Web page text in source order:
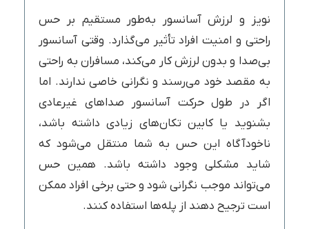
نویز و لرزش آسانسور به‌طور مستقیم بر حس
راحتی و امنیت افراد تأثیر می‌گذارد. وقتی آسانسور
بی‌صدا و بدون لرزش کار می‌کند، مسافران به راحتی
به مقصد خود می‌رسند و نگرانی خاصی ندارند. اما
اگر در طول حرکت آسانسور صداهای غیرعادی
بشنوید یا کابین تکان‌های زیادی داشته باشد،
ناخودآگاه این حس به شما منتقل می‌شود که
شاید مشکلی وجود داشته باشد. همین حس
می‌تواند موجب نگرانی شود و حتی برخی افراد ممکن
است ترجیح دهند از پله‌ها استفاده کنند.